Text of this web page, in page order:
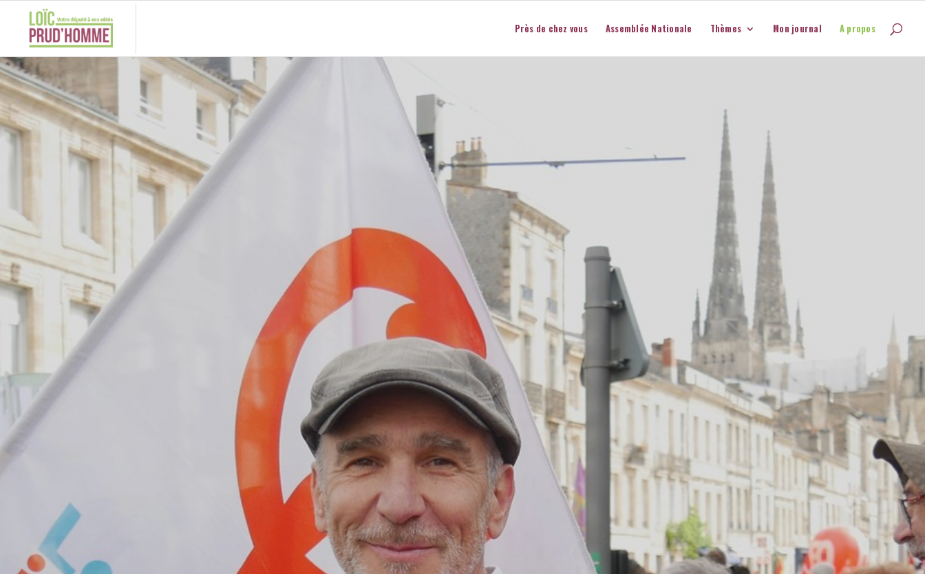
Près de chez vous Assemblée Nationale Thèmes Mon journal A propos